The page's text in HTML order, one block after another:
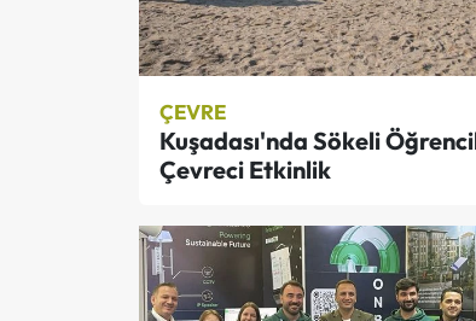
ÇEVRE
Kuşadası'nda Sökeli
Çevreci Etkinlik